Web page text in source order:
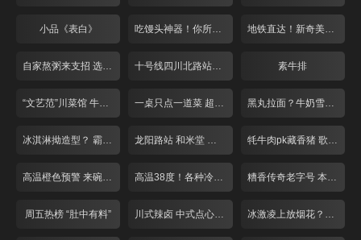
小品《表白》 吃馒头神器！你所不知道的调料混搭！ 地铁直达！新奇美味！天气再热也不怕
自家熬粥来支招 选好大米配好料！ 十号线四川北路站！冒菜臊子面人气旺！ 素牛排
“文艺范”川菜馆 牛蛙“爱上”小仔姜 一桌只点一道菜 超大牛排似“战斧” 黑丸拉面？牛奶雪？新晋百货大暴走
冰淇淋拗造型？ 霸气大锅藏鱼头！ 龙阳路站 和米堂 大虾章鱼烧 牦牛肉pk藏香猪 歌声对决赢免单！
高温橙色预警 来碗“雪”降降温！ 高温38度！各种冷饮来“降温” 糟香传奇老字号 本帮大师来调味
周五热榜 “肚中有料” 川式辣卤 中式点心 打浦路站美味多！ 冰激凌上放烟花？夏日解暑放大招！